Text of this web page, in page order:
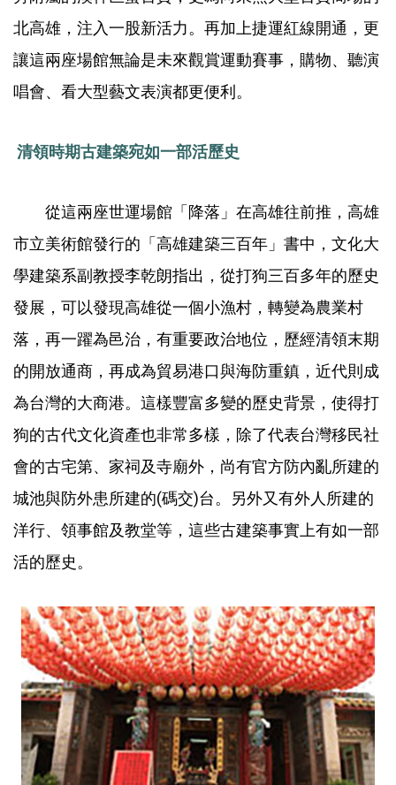
北高雄，注入一股新活力。再加上捷運紅線開通，更
讓這兩座場館無論是未來觀賞運動賽事，購物、聽演
唱會、看大型藝文表演都更便利。
清領時期古建築宛如一部活歷史
從這兩座世運場館「降落」在高雄往前推，高雄
市立美術館發行的「高雄建築三百年」書中，文化大
學建築系副教授李乾朗指出，從打狗三百多年的歷史
發展，可以發現高雄從一個小漁村，轉變為農業村
落，再一躍為邑治，有重要政治地位，歷經清領末期
的開放通商，再成為貿易港口與海防重鎮，近代則成
為台灣的大商港。這樣豐富多變的歷史背景，使得打
狗的古代文化資產也非常多樣，除了代表台灣移民社
會的古宅第、家祠及寺廟外，尚有官方防內亂所建的
城池與防外患所建的(碼交)台。另外又有外人所建的
洋行、領事館及教堂等，這些古建築事實上有如一部
活的歷史。